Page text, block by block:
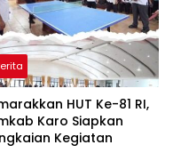
HUT Ke-81 RI,
Karo Siapkan
Kegiatan